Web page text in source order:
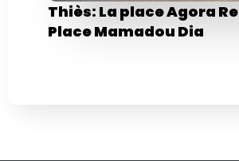
Thiès: La place Agora
Place Mamadou Dia